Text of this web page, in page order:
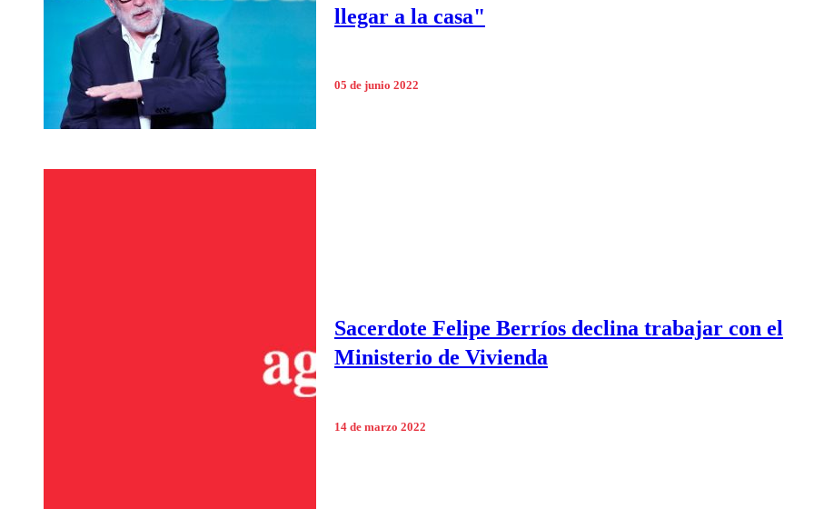
llegar a la casa"
05 de junio 2022
Sacerdote Felipe Berríos declina trabajar con el
Ministerio de Vivienda
14 de marzo 2022